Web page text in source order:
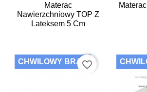
Materac
Nawierzchniowy TOP Z
Lateksem 5 Cm
CHWILOWY BRAKfavorite_border